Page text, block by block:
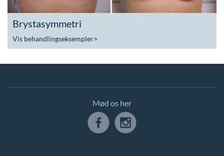
Brystasymmetri
Vis behandlingseksempler>
Mød os her